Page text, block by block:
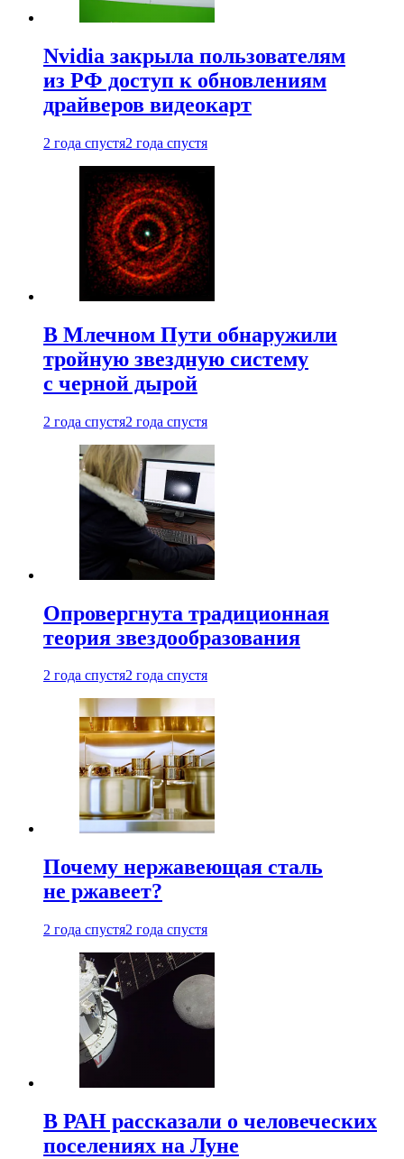
Nvidia закрыла пользователям
из РФ доступ к обновлениям
драйверов видеокарт
2 года спустя2 года спустя
В Млечном Пути обнаружили
тройную звездную систему
с черной дырой
2 года спустя2 года спустя
Опровергнута традиционная
теория звездообразования
2 года спустя2 года спустя
Почему нержавеющая сталь
не ржавеет?
2 года спустя2 года спустя
В РАН рассказали о человеческих
поселениях на Луне